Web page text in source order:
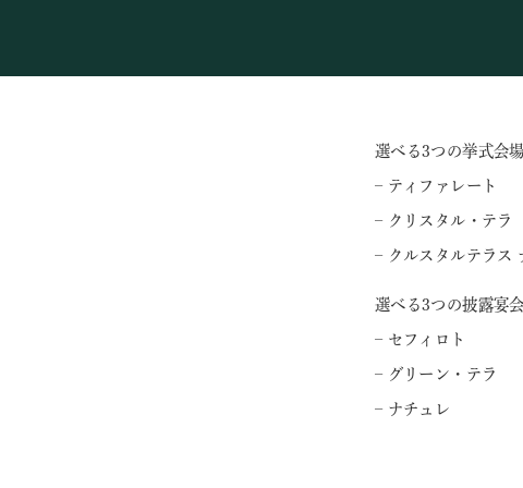
選べる3つの挙式会場
– ティファレート
– クリスタル・テラ
– クルスタルテラス
選べる3つの披露宴
– セフィロト
– グリーン・テラ
– ナチュレ